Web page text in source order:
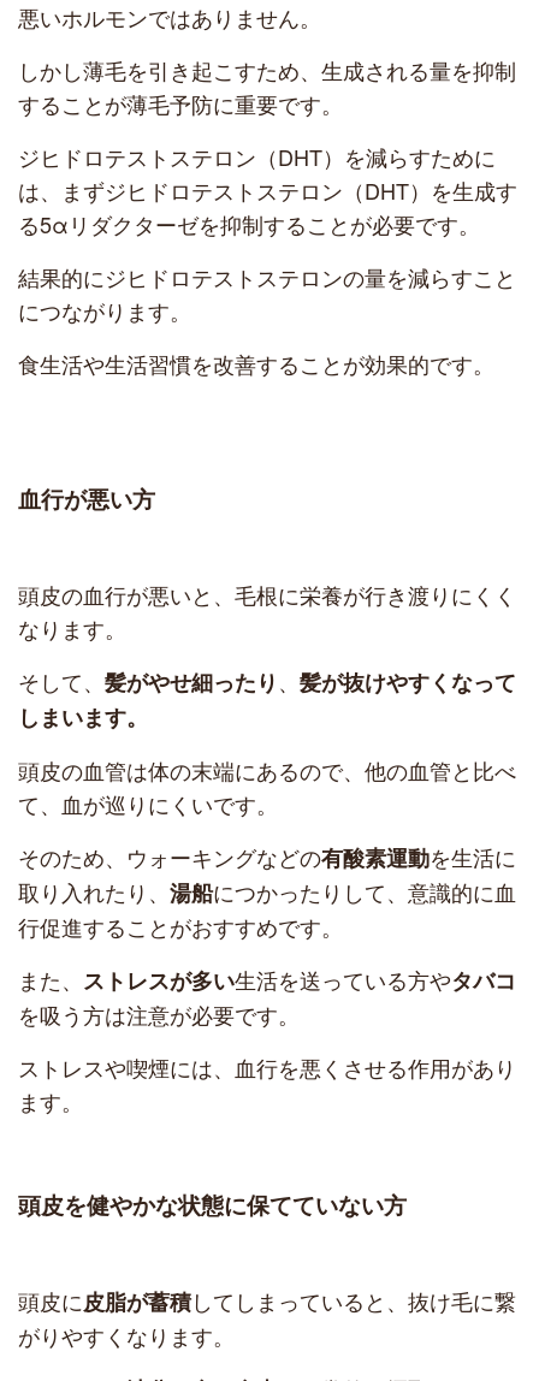
悪いホルモンではありません。
しかし薄毛を引き起こすため、生成される量を抑制
することが薄毛予防に重要です。
ジヒドロテストステロン（DHT）を減らすために
は、まずジヒドロテストステロン（DHT）を生成す
る5αリダクターゼを抑制することが必要です。
結果的にジヒドロテストステロンの量を減らすこと
につながります。
食生活や生活習慣を改善することが効果的です。
血行が悪い方
頭皮の血行が悪いと、毛根に栄養が行き渡りにくく
なります。
そして、 髪がやせ細ったり、 髪が抜けやすくなって
しまいます。
頭皮の血管は体の末端にあるので、他の血管と比べ
て、血が巡りにくいです。
そのため、ウォーキングなどの有酸素運動を生活に
取り入れたり、 湯船につかったりして、意識的に血
行促進することがおすすめです。
また、 ストレスが多い生活を送っている方やタバコ
を吸う方は注意が必要です。
ストレスや喫煙には、血行を悪くさせる作用があり
ます。
頭皮を健やかな状態に保てていない方
頭皮に皮脂が蓄積してしまっていると、抜け毛に繋
がりやすくなります。